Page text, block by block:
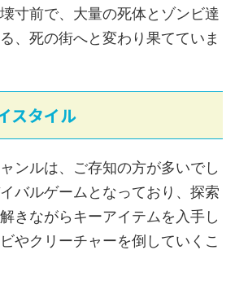
寸前で、大量の死体とゾンビ達
、死の街へと変わり果てていま
スタイル
ンルは、ご存知の方が多いでし
バルゲームとなっており、探索
きながらキーアイテムを入手し
やクリーチャーを倒していくこ